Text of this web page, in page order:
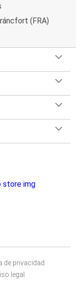
(FRA)
de privacidad
legal